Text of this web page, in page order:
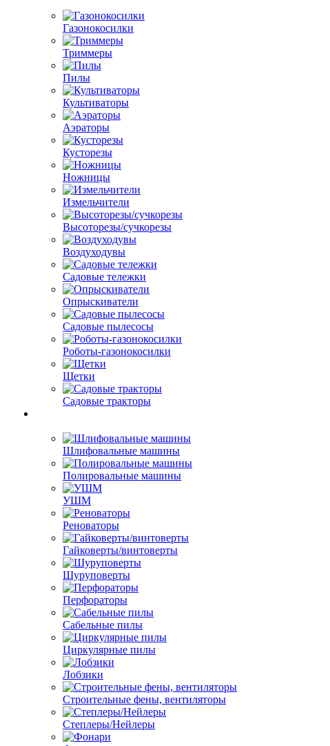
Газонокосилки
Триммеры
Пилы
Культиваторы
Аэраторы
Кусторезы
Ножницы
Измельчители
Высоторезы/сучкорезы
Воздуходувы
Садовые тележки
Опрыскиватели
Садовые пылесосы
Роботы-газонокосилки
Щетки
Садовые тракторы
Шлифовальные машины
Полировальные машины
УШМ
Реноваторы
Гайковерты/винтоверты
Шуруповерты
Перфораторы
Сабельные пилы
Циркулярные пилы
Лобзики
Строительные фены, вентиляторы
Степлеры/Нейлеры